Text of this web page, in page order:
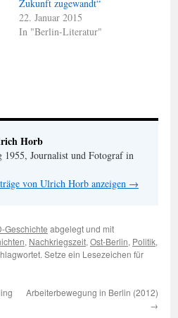
Zukunft zugewandt“
22. Januar 2015
In "Berlin-Literatur"
Horb
1955, Journalist und Fotograf in
von Ulrich Horb anzeigen →
Geschichte abgelegt und mit
, Nachkriegszeit, Ost-Berlin, Politik,
Setze ein Lesezeichen für
Arbeiterbewegung in Berlin (2012)
→